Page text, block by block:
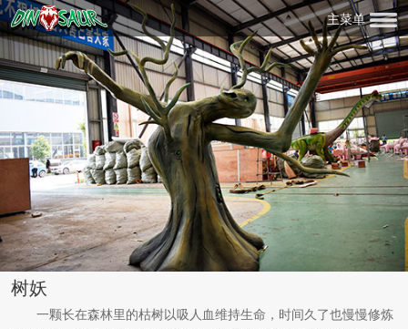
主菜单
树妖
一颗长在森林里的枯树以吸人血维持生命，时间久了也慢慢修炼